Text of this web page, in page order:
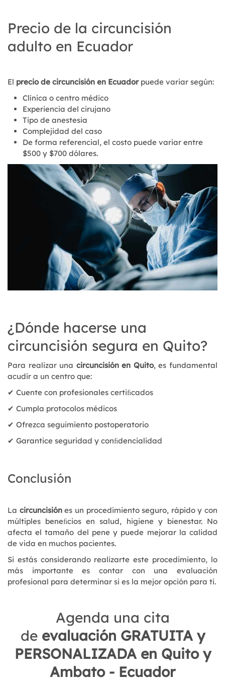
Precio de la circuncisión
adulto en Ecuador
El precio de circuncisión en Ecuador puede variar según:
Clínica o centro médico
Experiencia del cirujano
Tipo de anestesia
Complejidad del caso
De forma referencial, el costo puede variar entre
$500 y $700 dólares.
¿Dónde hacerse una
circuncisión segura en Quito?
Para realizar una circuncisión en Quito, es fundamental
acudir a un centro que:
✔ Cuente con profesionales certiﬁcados
✔ Cumpla protocolos médicos
✔ Ofrezca seguimiento postoperatorio
✔ Garantice seguridad y conﬁdencialidad
Conclusión
La circuncisiónes un procedimiento seguro, rápido y con
múltiples beneﬁcios en salud, higiene y bienestar. No
afecta el tamaño del pene y puede mejorar la calidad
de vida en muchos pacientes.
Si estás considerando realizarte este procedimiento, lo
más importante es contar con una evaluación
profesional para determinar si es la mejor opción para ti.
Agenda una cita
de evaluación GRATUITA y
PERSONALIZADA en Quito y
Ambato - Ecuador